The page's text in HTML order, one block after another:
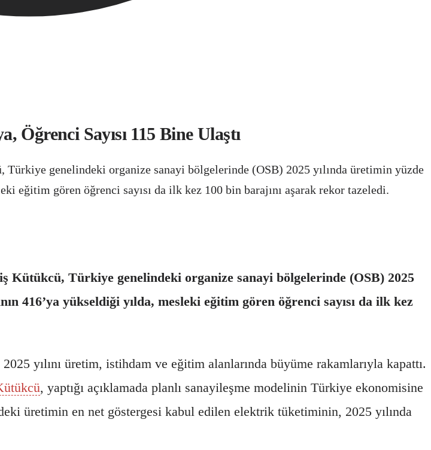
Öğrenci Sayısı 115 Bine Ulaştı
genelindeki organize sanayi bölgelerinde (OSB) 2025 yılında üretimin yüzde
eğitim gören öğrenci sayısı da ilk kez 100 bin barajını aşarak rekor tazeledi.
Kütükcü, Türkiye genelindeki organize sanayi bölgelerinde (OSB) 2025
416’ya yükseldiği yılda, mesleki eğitim gören öğrenci sayısı da ilk kez
yılını üretim, istihdam ve eğitim alanlarında büyüme rakamlarıyla kapattı.
, yaptığı açıklamada planlı sanayileşme modelinin Türkiye ekonomisine
üretimin en net göstergesi kabul edilen elektrik tüketiminin, 2025 yılında